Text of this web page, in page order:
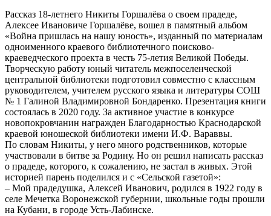
Рассказ 18-летнего Никиты Горшалёва о своем прадеде,
Алексее Ивановиче Горшалёве, вошел в памятный альбом
«Война пришлась на нашу юность», изданный по материалам
одноименного краевого библиотечного поисково-
краеведческого проекта в честь 75-летия Великой Победы.
Творческую работу юный читатель межпоселенческой
центральной библиотеки подготовил совместно с классным
руководителем, учителем русского языка и литературы СОШ
№ 1 Галиной Владимировной Бондаренко. Презентация книги
состоялась в 2020 году. За активное участие в конкурсе
новопокровчанин награжден Благодарностью Краснодарской
краевой юношеской библиотеки имени И.Ф. Вараввы.
По словам Никиты, у него много родственников, которые
участвовали в битве за Родину. Но он решил написать рассказ
о прадеде, которого, к сожалению, не застал в живых. Этой
историей парень поделился и с «Сельской газетой»:
– Мой прадедушка, Алексей Иванович, родился в 1922 году в
селе Мечетка Воронежской губернии, школьные годы прошли
на Кубани, в городе Усть-Лабинске.